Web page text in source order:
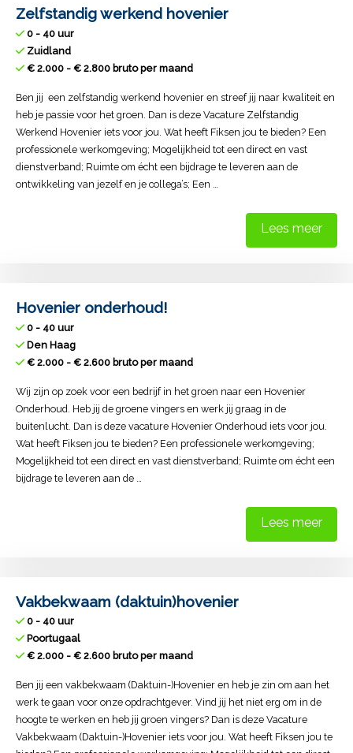
Zelfstandig werkend hovenier
0 - 40 uur
Zuidland
€ 2.000 - € 2.800 bruto per maand
Ben jij een zelfstandig werkend hovenier en streef jij naar kwaliteit en
heb je passie voor het groen. Dan is deze Vacature Zelfstandig
Werkend Hovenier iets voor jou. Wat heeft Fiksen jou te bieden? Een
professionele werkomgeving; Mogelijkheid tot een direct en vast
dienstverband; Ruimte om écht een bijdrage te leveren aan de
ontwikkeling van jezelf en je collega’s; Een …
Lees meer
Hovenier onderhoud!
0 - 40 uur
Den Haag
€ 2.000 - € 2.600 bruto per maand
Wij zijn op zoek voor een bedrijf in het groen naar een Hovenier
Onderhoud. Heb jij de groene vingers en werk jij graag in de
buitenlucht. Dan is deze vacature Hovenier Onderhoud iets voor jou.
Wat heeft Fiksen jou te bieden? Een professionele werkomgeving;
Mogelijkheid tot een direct en vast dienstverband; Ruimte om écht een
bijdrage te leveren aan de …
Lees meer
Vakbekwaam (daktuin)hovenier
0 - 40 uur
Poortugaal
€ 2.000 - € 2.600 bruto per maand
Ben jij een vakbekwaam (Daktuin-)Hovenier en heb je zin om aan het
werk te gaan voor onze opdrachtgever. Vind jij het niet erg om in de
hoogte te werken en heb jij groen vingers? Dan is deze Vacature
Vakbekwaam (Daktuin-)Hovenier iets voor jou. Wat heeft Fiksen jou te